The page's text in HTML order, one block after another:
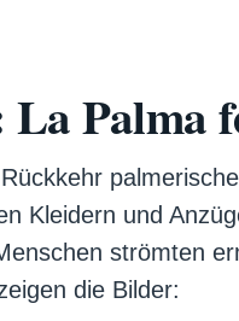
Palma
Kleidern und
strömten
die Bilder: